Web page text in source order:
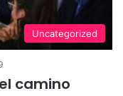
Uncategorized
camino